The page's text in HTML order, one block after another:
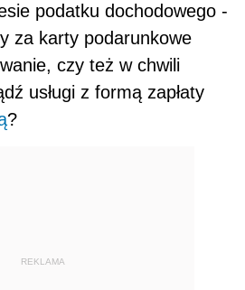
podatku dochodowego -
za karty podarunkowe
czy też w chwili
usługi z formą zapłaty
?
REKLAMA